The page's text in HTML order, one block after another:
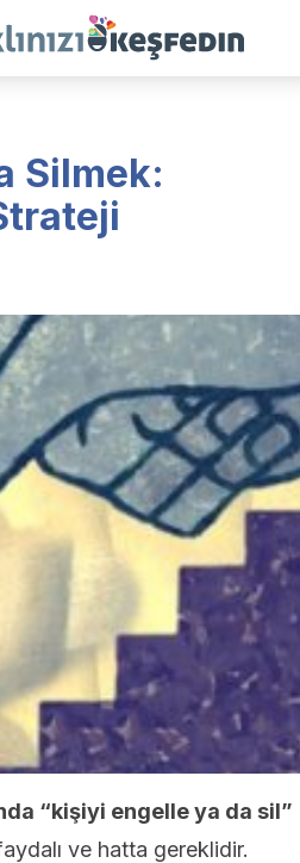
Silmek:
“kişiyi engelle ya da sil”
ve hatta gereklidir.